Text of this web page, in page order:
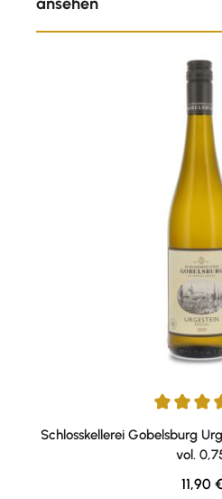
Durchschnittliche
Schlosskellerei Gobelsburg
vol.
11,90 €